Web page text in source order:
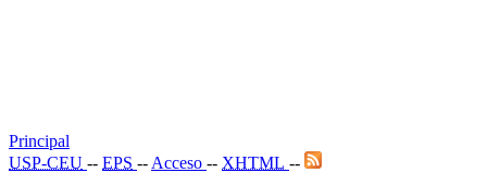
Principal
USP-CEU -- EPS -- Acceso -- XHTML --